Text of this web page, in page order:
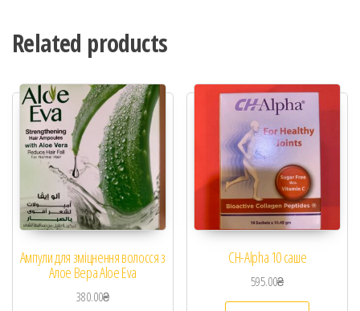
Related products
Ампули для зміцнення волосся з
Алое Вера Aloe Eva
380.00₴
CH-Alpha 10 саше
595.00₴